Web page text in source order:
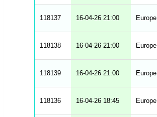
n
s
l
n
h
M
n
W
118137 16-04-26 21:00 Europe
118138 16-04-26 21:00 Europe
118139 16-04-26 21:00 Europe
118136 16-04-26 18:45 Europe